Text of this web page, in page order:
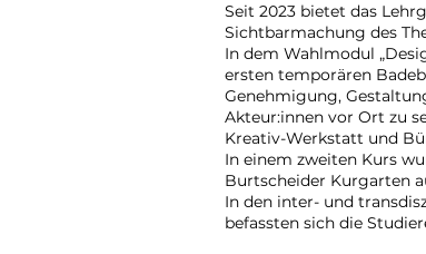
Seit 2023 bietet das
Sichtbarmachung des
In dem Wahlmodul
ersten temporären
Genehmigung,
Akteur:innen vor Ort zu
Kreativ-Werkstatt und
In einem zweiten Kurs
Burtscheider Kurgarten
In den inter- und
befassten sich die